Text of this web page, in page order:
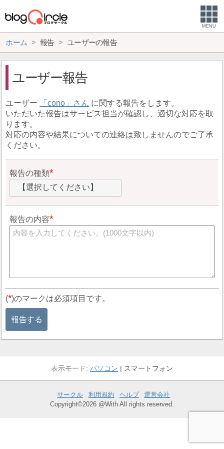
MENU
ホーム 報告 ユーザーの報告
ユーザー報告
ユーザー cono
に関する報告をします。
いただいた報告はサービス担当が確認し、適切な対応を取
ります。
対応の内容や結果についての連絡は致しませんのでご了承
ください。
報告の種類
【選択してください】
報告の内容
(*)のマークは必須項目です。
報告する
パソコン スマートフォン
サークル 利用規約 ヘルプ
運営会社
Copyright©2026 @With All rights reserved.